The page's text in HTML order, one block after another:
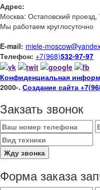
Адрес:
Москва: Остаповский проезд,
Мы работаем круглосуточно
E-mail: miele-
Телефон: +7(968)532-97-97
Конфиденциальная
2000-. Создание сайта
Закзать звонок
Форма заказа